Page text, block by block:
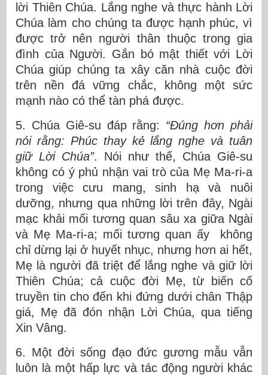
lời Thiên Chúa. Lắng nghe và thực hành Lời
Chúa làm cho chúng ta được hạnh phúc, vì
được trở nên người thân thuộc trong gia
đình của Người. Gắn bó mật thiết với Lời
Chúa giúp chúng ta xây căn nhà cuộc đời
trên nền đá vững chắc, không một sức
mạnh nào có thể tàn phá được.
5. Chúa Giê-su đáp rằng: “Đúng hơn phải
nói rằng: Phúc thay kẻ lắng nghe và tuân
giữ Lời Chúa”. Nói như thế, Chúa Giê-su
không có ý phủ nhận vai trò của Mẹ Ma-ri-a
trong việc cưu mang, sinh hạ và nuôi
dưỡng, nhưng qua những lời trên đây, Ngài
mạc khải mối tương quan sâu xa giữa Ngài
và Mẹ Ma-ri-a; mối tương quan ấy không
chỉ dừng lại ở huyết nhục, nhưng hơn ai hết,
Mẹ là người đã triệt để lắng nghe và giữ lời
Thiên Chúa; cả cuộc đời Mẹ, từ biến cố
truyền tin cho đến khi đứng dưới chân Thập
giá, Mẹ đã đón nhận Lời Chúa, qua tiếng
Xin Vâng.
6. Một đời sống đạo đức gương mẫu vẫn
luôn là một hấp lực và tác động người khác